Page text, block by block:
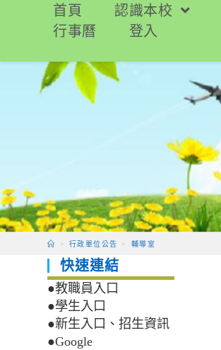
要
首頁 認識本校
行事曆
登入
> 行政單位公告 > 輔導室
快速連結
●教職員入口
●學生入口
●新生入口、招生資訊
●Google